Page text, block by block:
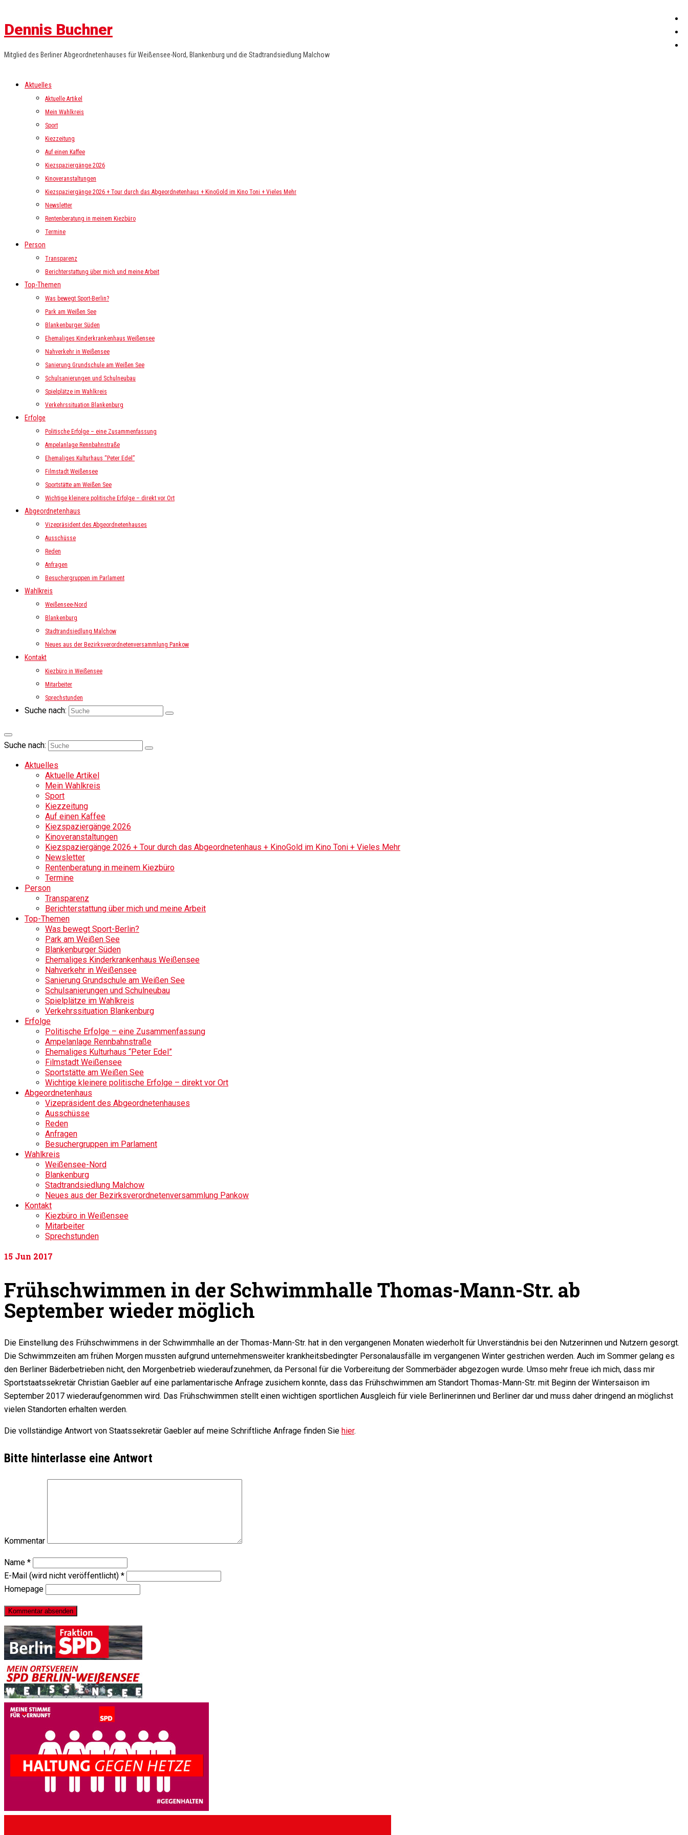
Dennis Buchner
Mitglied des Berliner Abgeordnetenhauses für Weißensee-Nord, Blankenburg und die Stadtrandsiedlung Malchow
Aktuelles
Aktuelle Artikel
Mein Wahlkreis
Sport
Kiezzeitung
Auf einen Kaffee
Kiezspaziergänge 2026
Kinoveranstaltungen
Kiezspaziergänge 2026 + Tour durch das Abgeordnetenhaus + KinoGold im Kino Toni + Vieles Mehr
Newsletter
Rentenberatung in meinem Kiezbüro
Termine
Person
Transparenz
Berichterstattung über mich und meine Arbeit
Top-Themen
Was bewegt Sport-Berlin?
Park am Weißen See
Blankenburger Süden
Ehemaliges Kinderkrankenhaus Weißensee
Nahverkehr in Weißensee
Sanierung Grundschule am Weißen See
Schulsanierungen und Schulneubau
Spielplätze im Wahlkreis
Verkehrssituation Blankenburg
Erfolge
Politische Erfolge – eine Zusammenfassung
Ampelanlage Rennbahnstraße
Ehemaliges Kulturhaus “Peter Edel”
Filmstadt Weißensee
Sportstätte am Weißen See
Wichtige kleinere politische Erfolge – direkt vor Ort
Abgeordnetenhaus
Vizepräsident des Abgeordnetenhauses
Ausschüsse
Reden
Anfragen
Besuchergruppen im Parlament
Wahlkreis
Weißensee-Nord
Blankenburg
Stadtrandsiedlung Malchow
Neues aus der Bezirksverordnetenversammlung Pankow
Kontakt
Kiezbüro in Weißensee
Mitarbeiter
Sprechstunden
Suche nach:
Suche nach:
Aktuelles
Aktuelle Artikel
Mein Wahlkreis
Sport
Kiezzeitung
Auf einen Kaffee
Kiezspaziergänge 2026
Kinoveranstaltungen
Kiezspaziergänge 2026 + Tour durch das Abgeordnetenhaus + KinoGold im Kino Toni + Vieles Mehr
Newsletter
Rentenberatung in meinem Kiezbüro
Termine
Person
Transparenz
Berichterstattung über mich und meine Arbeit
Top-Themen
Was bewegt Sport-Berlin?
Park am Weißen See
Blankenburger Süden
Ehemaliges Kinderkrankenhaus Weißensee
Nahverkehr in Weißensee
Sanierung Grundschule am Weißen See
Schulsanierungen und Schulneubau
Spielplätze im Wahlkreis
Verkehrssituation Blankenburg
Erfolge
Politische Erfolge – eine Zusammenfassung
Ampelanlage Rennbahnstraße
Ehemaliges Kulturhaus “Peter Edel”
Filmstadt Weißensee
Sportstätte am Weißen See
Wichtige kleinere politische Erfolge – direkt vor Ort
Abgeordnetenhaus
Vizepräsident des Abgeordnetenhauses
Ausschüsse
Reden
Anfragen
Besuchergruppen im Parlament
Wahlkreis
Weißensee-Nord
Blankenburg
Stadtrandsiedlung Malchow
Neues aus der Bezirksverordnetenversammlung Pankow
Kontakt
Kiezbüro in Weißensee
Mitarbeiter
Sprechstunden
15 Jun 2017
Frühschwimmen in der Schwimmhalle Thomas-Mann-Str. ab
September wieder möglich
Die Einstellung des Frühschwimmens in der Schwimmhalle an der Thomas-Mann-Str. hat in den vergangenen Monaten wiederholt für Unverständnis bei den Nutzerinnen und Nutzern gesorgt.
Die Schwimmzeiten am frühen Morgen mussten aufgrund unternehmensweiter krankheitsbedingter Personalausfälle im vergangenen Winter gestrichen werden. Auch im Sommer gelang es
den Berliner Bäderbetrieben nicht, den Morgenbetrieb wiederaufzunehmen, da Personal für die Vorbereitung der Sommerbäder abgezogen wurde. Umso mehr freue ich mich, dass mir
Sportstaatssekretär Christian Gaebler auf eine parlamentarische Anfrage zusichern konnte, dass das Frühschwimmen am Standort Thomas-Mann-Str. mit Beginn der Wintersaison im
September 2017 wiederaufgenommen wird. Das Frühschwimmen stellt einen wichtigen sportlichen Ausgleich für viele Berlinerinnen und Berliner dar und muss daher dringend an möglichst
vielen Standorten erhalten werden.
Die vollständige Antwort von Staatssekretär Gaebler auf meine Schriftliche Anfrage finden Sie hier.
Bitte hinterlasse eine Antwort
Kommentar
Name *
E-Mail (wird nicht veröffentlicht) *
Homepage